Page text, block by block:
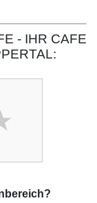
- IHR CAFE